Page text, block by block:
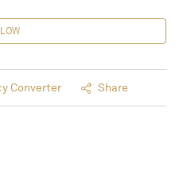
Converter Share